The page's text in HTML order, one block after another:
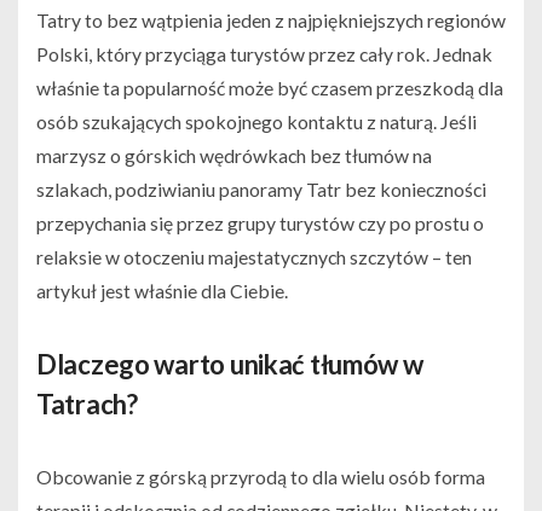
Tatry to bez wątpienia jeden z najpiękniejszych regionów
Polski, który przyciąga turystów przez cały rok. Jednak
właśnie ta popularność może być czasem przeszkodą dla
osób szukających spokojnego kontaktu z naturą. Jeśli
marzysz o górskich wędrówkach bez tłumów na
szlakach, podziwianiu panoramy Tatr bez konieczności
przepychania się przez grupy turystów czy po prostu o
relaksie w otoczeniu majestatycznych szczytów – ten
artykuł jest właśnie dla Ciebie.
Dlaczego warto unikać tłumów w
Tatrach?
Obcowanie z górską przyrodą to dla wielu osób forma